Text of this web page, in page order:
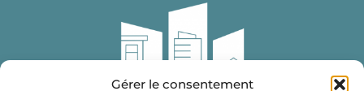
Gérer le consentement